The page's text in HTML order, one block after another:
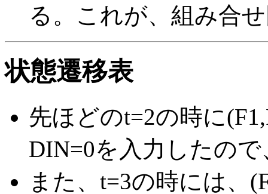
る。これが、組み合
状態遷移表
先ほどのt=2の時に
DIN=0を入力したので
また、t=3の時には、